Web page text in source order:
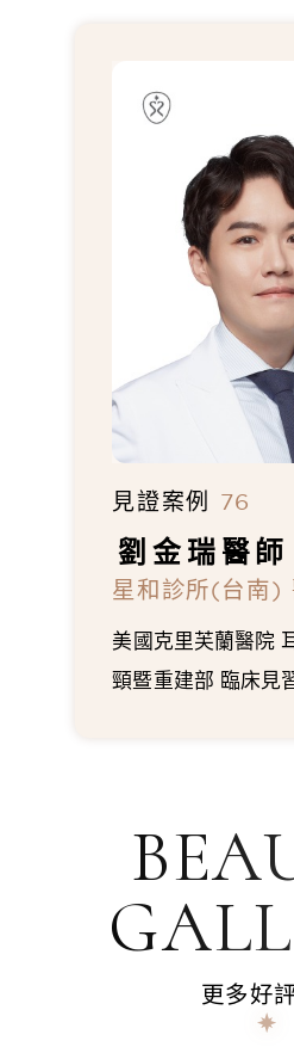
見證案例 76
劉金瑞 醫師
星和診所(台南)
美國克里芙蘭醫院
頸暨重建部 臨床見
師 耳鼻喉暨頭頸
安南醫院 耳鼻喉
師
二林基督教醫
科 駐診醫師
更多好